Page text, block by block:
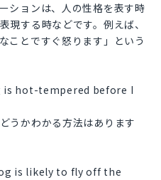
ションは、人の性格を表す時
現する時などです。例えば、
ことですぐ怒ります」という
is hot-tempered before I
うかわかる方法はあります
is likely to fly off the